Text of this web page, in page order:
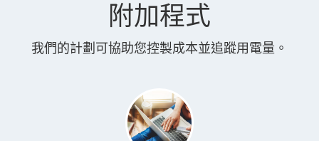
附加程式
我們的計劃可協助您控製成本並追蹤用電量。